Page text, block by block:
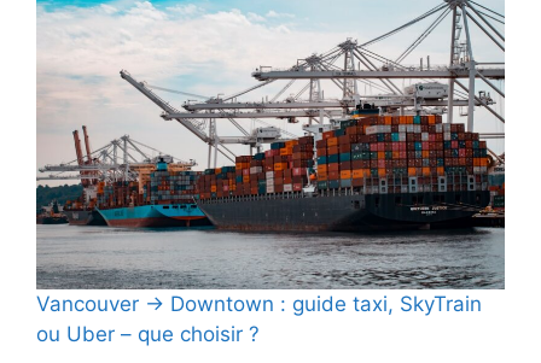
Vancouver → Downtown : guide taxi, SkyTrain
ou Uber – que choisir ?